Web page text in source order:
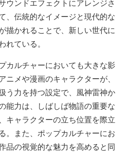
ウンドエフェクトにアレンジさ
、伝統的なイメージと現代的な
描かれることで、新しい世代に
れている。
カルチャーにおいても大きな影
ニメや漫画のキャラクターが、
う力を持つ設定で、風神雷神か
能力は、しばしば物語の重要な
キャラクターの立ち位置を際立
。また、ポップカルチャーにお
品の視覚的な魅力を高めると同